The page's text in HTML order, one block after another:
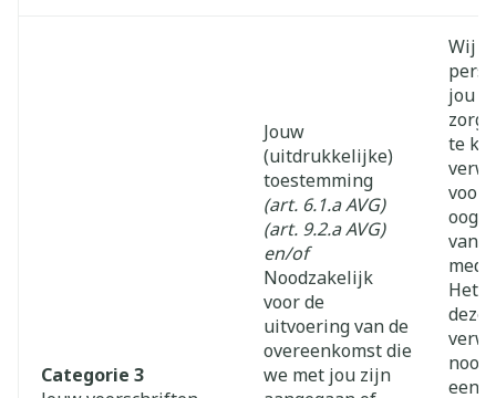
Categorie 3
Jouw
(uitdrukkelijke)
toestemming
(art. 6.1.a AVG)
(art. 9.2.a AVG)
en/of
Noodzakelijk
voor de
uitvoering van de
overeenkomst die
we met jou zijn
Wij
jou
zorg
te
oog
van
Het
deze
een